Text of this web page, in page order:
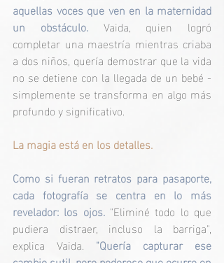
aquellas voces que ven en la maternidad
un obstáculo. Vaida, quien logró
completar una maestría mientras criaba
a dos niños, quería demostrar que la vida
no se detiene con la llegada de un bebé -
simplemente se transforma en algo más
profundo y significativo.
La magia está en los detalles.
Como si fueran retratos para pasaporte,
cada fotografía se centra en lo más
revelador: los ojos. "Eliminé todo lo que
pudiera distraer, incluso la barriga",
explica Vaida. "Quería capturar ese